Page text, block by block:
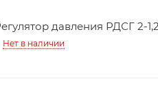
давления РДСГ 2-
Нет в наличии